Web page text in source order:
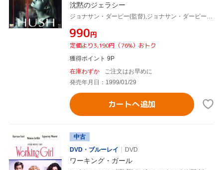
沈黙のジェラシー
¥990円
定価より3,190円（76%）おトク
獲得ポイント 9P
在庫わずか
ご注文はお早めに
発売年月日：1999/01/29
カートへ追加
中古
DVD・ブルーレイ
DVD
ワーキング・ガール